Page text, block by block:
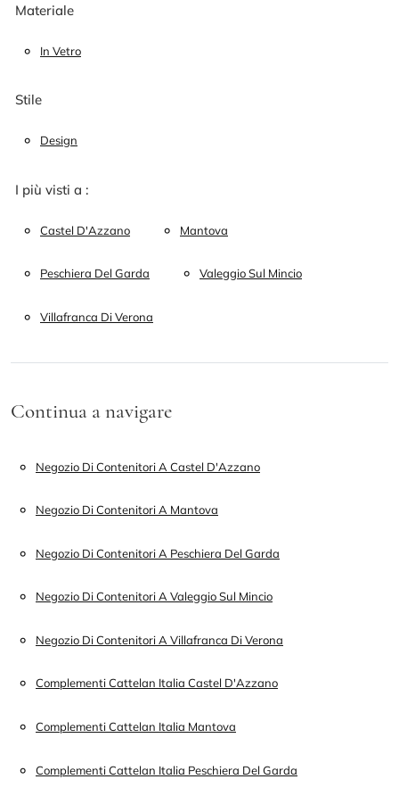
Materiale
In Vetro
Stile
Design
I più visti a :
Castel D'Azzano Mantova
Peschiera Del Garda Valeggio Sul Mincio
Villafranca Di Verona
Continua a navigare
Negozio Di Contenitori A Castel D'Azzano
Negozio Di Contenitori A Mantova
Negozio Di Contenitori A Peschiera Del Garda
Negozio Di Contenitori A Valeggio Sul Mincio
Negozio Di Contenitori A Villafranca Di Verona
Complementi Cattelan Italia Castel D'Azzano
Complementi Cattelan Italia Mantova
Complementi Cattelan Italia Peschiera Del Garda